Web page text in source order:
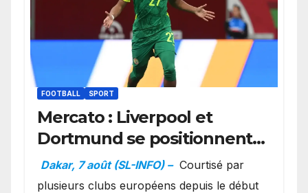
FOOTBALL SPORT
Mercato : Liverpool et
Dortmund se positionnent
en favoris pour recruter
Ibrahim Mbaye
Dakar, 7 août (SL-INFO) – Courtisé par
plusieurs clubs européens depuis le début